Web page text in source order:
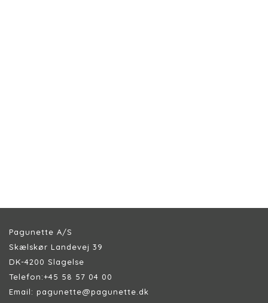
Pagunette A/S
Skælskør Landevej 39
DK-4200 Slagelse
Telefon:+45 58 57 04 00
Email: pagunette@pagunette.dk